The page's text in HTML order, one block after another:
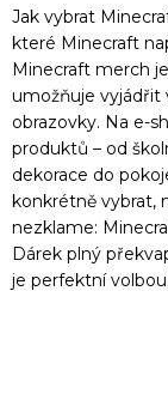
Jak vybrat
které Minecraft
Minecraft merch
umožňuje vyjádřit
obrazovky. Na e-
produktů – od
dekorace do
konkrétně vybrat,
nezklame:
Dárek plný
je perfektní